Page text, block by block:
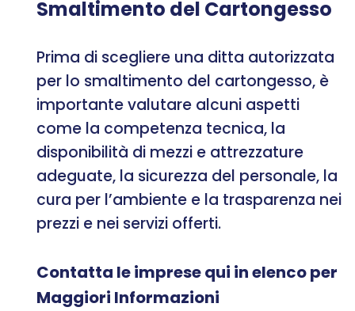
Smaltimento del Cartongesso
Prima di scegliere una ditta autorizzata
per lo smaltimento del cartongesso, è
importante valutare alcuni aspetti
come la competenza tecnica, la
disponibilità di mezzi e attrezzature
adeguate, la sicurezza del personale, la
cura per l’ambiente e la trasparenza nei
prezzi e nei servizi offerti.
Contatta le imprese qui in elenco per
Maggiori Informazioni